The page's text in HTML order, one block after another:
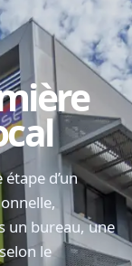
d’un
un bureau, une
le